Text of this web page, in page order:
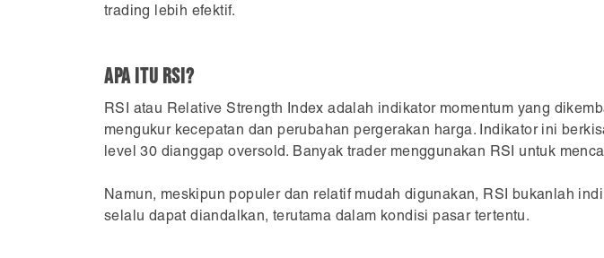
trading lebih efektif.
Apa Itu RSI?
RSI atau Relative Strength Index adalah indikator momentum yang
mengukur kecepatan dan perubahan pergerakan harga. Indikator ini
level 30 dianggap oversold. Banyak trader menggunakan RSI untuk
Namun, meskipun populer dan relatif mudah digunakan, RSI bukanlah
selalu dapat diandalkan, terutama dalam kondisi pasar tertentu.